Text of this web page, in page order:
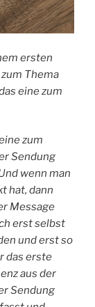
ersten
Thema
eine zum
zum
Sendung
wenn man
hat, dann
Message
erst selbst
und erst so
das erste
aus der
Sendung